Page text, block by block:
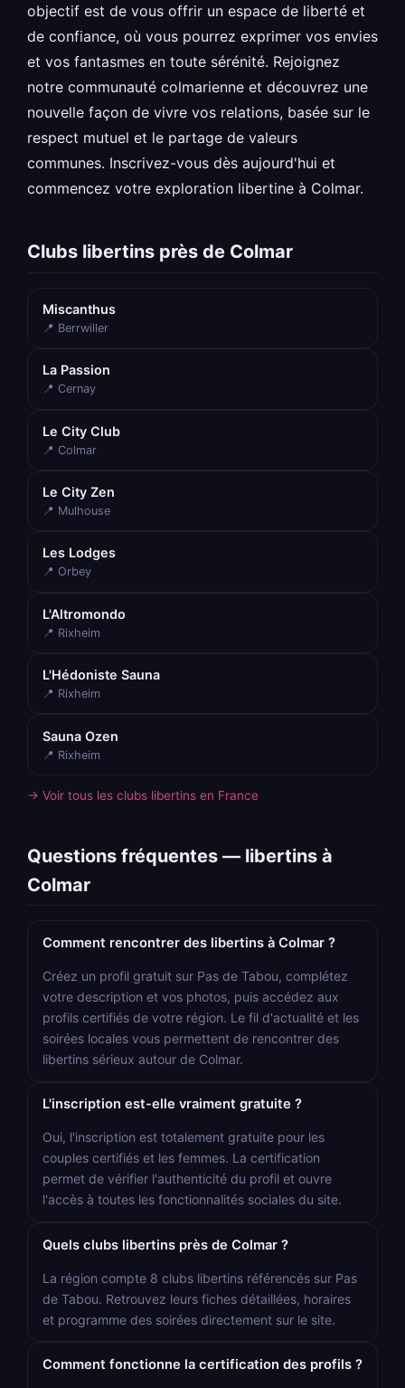
objectif est de vous offrir un espace de liberté et
de confiance, où vous pourrez exprimer vos envies
et vos fantasmes en toute sérénité. Rejoignez
notre communauté colmarienne et découvrez une
nouvelle façon de vivre vos relations, basée sur le
respect mutuel et le partage de valeurs
communes. Inscrivez-vous dès aujourd'hui et
commencez votre exploration libertine à Colmar.
Clubs libertins près de Colmar
Miscanthus
📍 Berrwiller
La Passion
📍 Cernay
Le City Club
📍 Colmar
Le City Zen
📍 Mulhouse
Les Lodges
📍 Orbey
L'Altromondo
📍 Rixheim
L'Hédoniste Sauna
📍 Rixheim
Sauna Ozen
📍 Rixheim
→ Voir tous les clubs libertins en France
Questions fréquentes — libertins à
Colmar
Comment rencontrer des libertins à Colmar ?
Créez un profil gratuit sur Pas de Tabou, complétez
votre description et vos photos, puis accédez aux
profils certifiés de votre région. Le fil d'actualité et les
soirées locales vous permettent de rencontrer des
libertins sérieux autour de Colmar.
L'inscription est-elle vraiment gratuite ?
Oui, l'inscription est totalement gratuite pour les
couples certifiés et les femmes. La certification
permet de vérifier l'authenticité du profil et ouvre
l'accès à toutes les fonctionnalités sociales du site.
Quels clubs libertins près de Colmar ?
La région compte 8 clubs libertins référencés sur Pas
de Tabou. Retrouvez leurs fiches détaillées, horaires
et programme des soirées directement sur le site.
Comment fonctionne la certification des profils ?